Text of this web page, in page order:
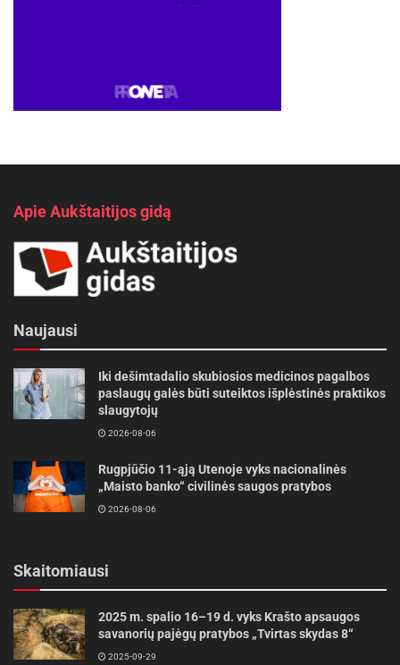
Apie Aukštaitijos gidą
Naujausi
Iki dešimtadalio skubiosios medicinos pagalbos
paslaugų galės būti suteiktos išplėstinės praktikos
slaugytojų
2026-08-06
Rugpjūčio 11-ąją Utenoje vyks nacionalinės
„Maisto banko“ civilinės saugos pratybos
2026-08-06
Skaitomiausi
2025 m. spalio 16–19 d. vyks Krašto apsaugos
savanorių pajėgų pratybos „Tvirtas skydas 8“
2025-09-29